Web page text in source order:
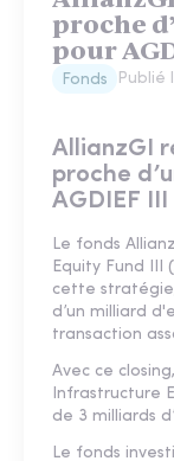
proche
pour
Fonds Publié
AllianzGI
proche
AGDIEF III
Le fonds
Equity Fund III
cette
d’un milliard
transaction
Avec ce
Infrastructure
de 3 milliards
Le fonds